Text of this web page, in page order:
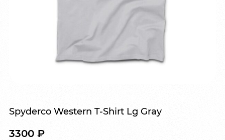
Spyderco Western T-Shirt Lg Gray
3300 ₽